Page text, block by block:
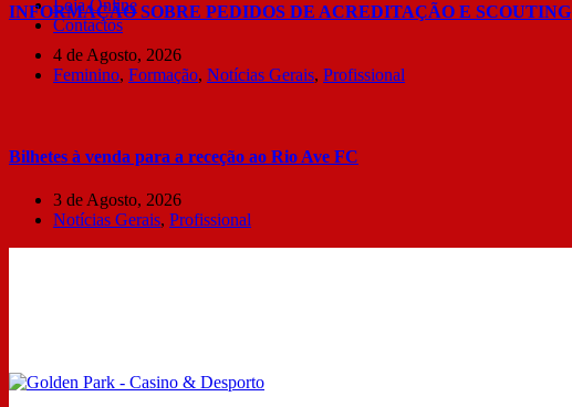
Loja Online
Contactos
INFORMAÇÃO SOBRE PEDIDOS DE ACREDITAÇÃO E SCOUTING
4 de Agosto, 2026
Feminino, Formação, Notícias Gerais, Profissional
Bilhetes à venda para a receção ao Rio Ave FC
3 de Agosto, 2026
Notícias Gerais, Profissional